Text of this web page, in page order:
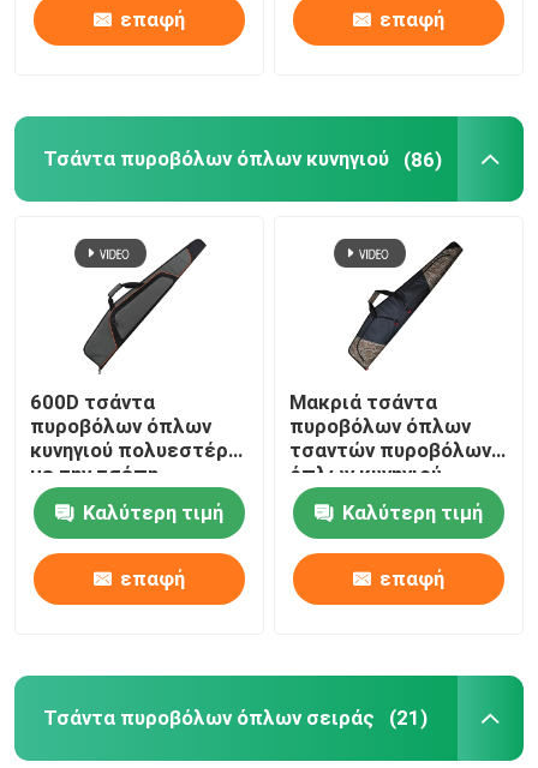
επαφή επαφή
Τσάντα πυροβόλων όπλων κυνηγιού (86)
600D τσάντα
πυροβόλων όπλων
κυνηγιού πολυεστέρα
με την τσέπη
εξαρτημάτων για τον
υπαίθριο
πυροβολισμό
Καλύτερη τιμή
επαφή
Μακριά τσάντα
πυροβόλων όπλων
τσαντών πυροβόλων
όπλων κυνηγιού
κάλυψης με την
πρόσθετη
αποθήκευση για τα
τουφέκια Scoped
Καλύτερη τιμή
επαφή
Τσάντα πυροβόλων όπλων σειράς (21)